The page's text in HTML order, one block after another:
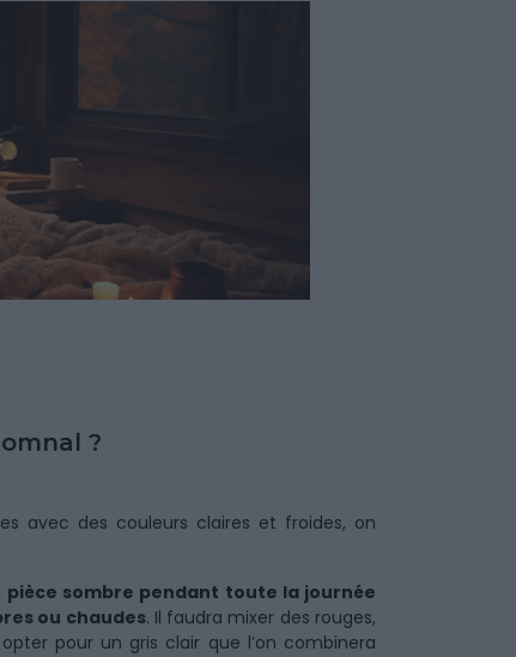
?
avec des couleurs claires et froides, on
pièce sombre pendant toute la journée
ou chaudes. Il faudra mixer des rouges,
pour un gris clair que l’on combinera